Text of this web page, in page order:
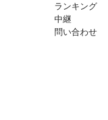
ランキング
中継
問い合わせ